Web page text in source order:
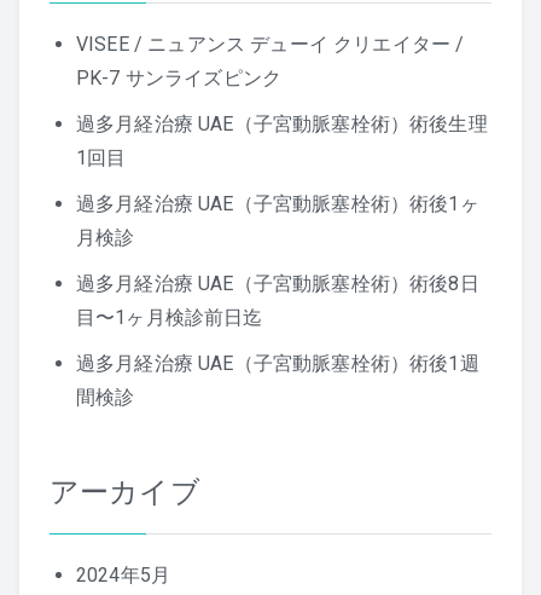
VISEE / ニュアンス デューイ クリエイター /
PK-7 サンライズピンク
過多月経治療 UAE（子宮動脈塞栓術）術後生理
1回目
過多月経治療 UAE（子宮動脈塞栓術）術後1ヶ
月検診
過多月経治療 UAE（子宮動脈塞栓術）術後8日
目〜1ヶ月検診前日迄
過多月経治療 UAE（子宮動脈塞栓術）術後1週
間検診
アーカイブ
2024年5月